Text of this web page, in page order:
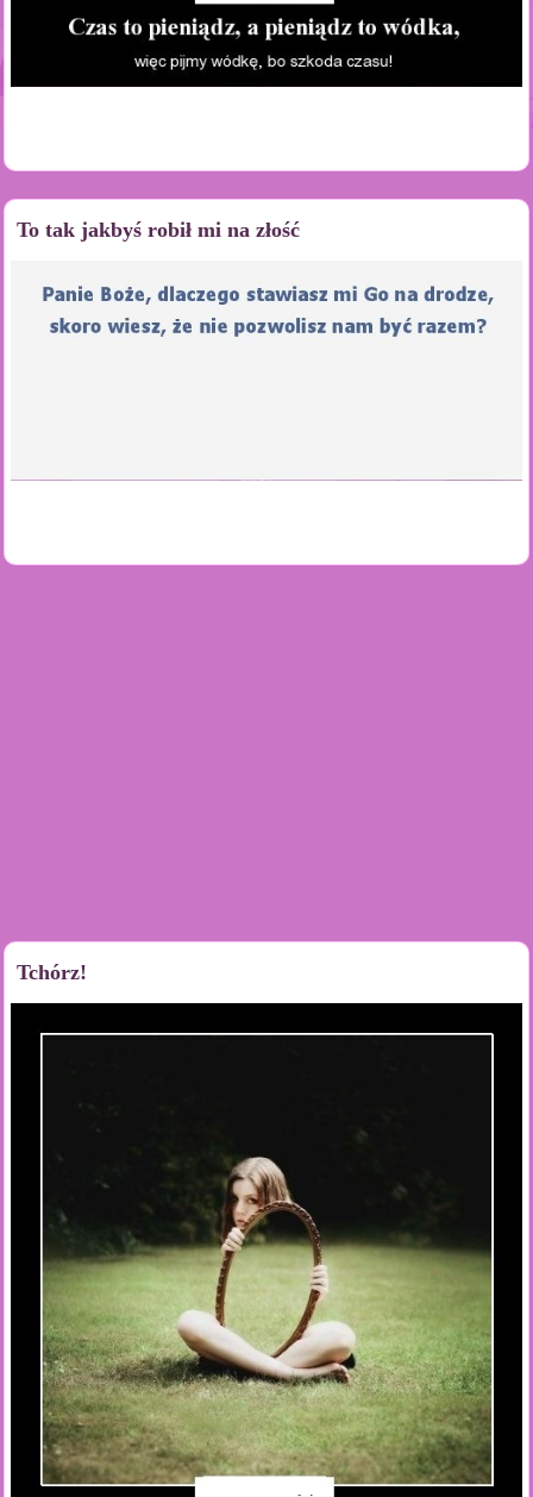
To tak jakbyś robił mi na złość
Tchórz!